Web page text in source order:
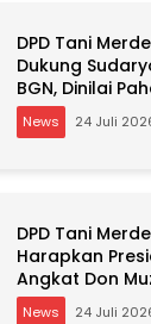
DPD Tani
Dukung
BGN, Dinilai
News 24 Juli
DPD Tani
Harapkan
Angkat Don
Menteri
News 24 Juli